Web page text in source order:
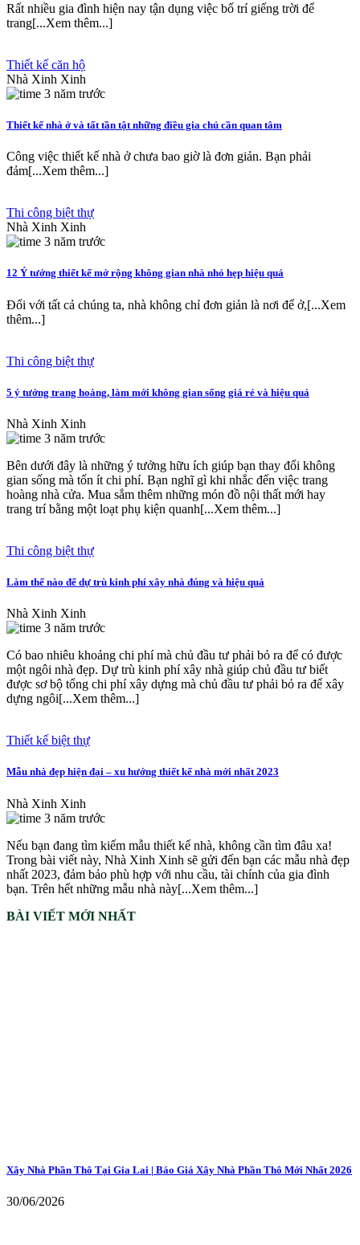
Rất nhiều gia đình hiện nay tận dụng việc bố trí giếng trời để
trang[...Xem thêm...]
Thiết kế căn hộ
Nhà Xinh Xinh
3 năm trước
Thiết kế nhà ở và tất tần tật những điều gia chủ cần quan tâm
Công việc thiết kế nhà ở chưa bao giờ là đơn giản. Bạn phải
đảm[...Xem thêm...]
Thi công biệt thự
Nhà Xinh Xinh
3 năm trước
12 Ý tưởng thiết kế mở rộng không gian nhà nhỏ hẹp hiệu quả
Đối với tất cả chúng ta, nhà không chỉ đơn giản là nơi để ở,[...Xem
thêm...]
Thi công biệt thự
5 ý tưởng trang hoàng, làm mới không gian sống giá rẻ và hiệu quả
Nhà Xinh Xinh
3 năm trước
Bên dưới đây là những ý tưởng hữu ích giúp bạn thay đổi không
gian sống mà tốn ít chi phí. Bạn nghĩ gì khi nhắc đến việc trang
hoàng nhà cửa. Mua sắm thêm những món đồ nội thất mới hay
trang trí bằng một loạt phụ kiện quanh[...Xem thêm...]
Thi công biệt thự
Làm thế nào để dự trù kinh phí xây nhà đúng và hiệu quả
Nhà Xinh Xinh
3 năm trước
Có bao nhiêu khoảng chi phí mà chủ đầu tư phải bỏ ra để có được
một ngôi nhà đẹp. Dự trù kinh phí xây nhà giúp chủ đầu tư biết
được sơ bộ tổng chi phí xây dựng mà chủ đầu tư phải bỏ ra để xây
dựng ngôi[...Xem thêm...]
Thiết kế biệt thự
Mẫu nhà đẹp hiện đại – xu hướng thiết kế nhà mới nhất 2023
Nhà Xinh Xinh
3 năm trước
Nếu bạn đang tìm kiếm mẫu thiết kế nhà, không cần tìm đâu xa!
Trong bài viết này, Nhà Xinh Xinh sẽ gửi đến bạn các mẫu nhà đẹp
nhất 2023, đảm bảo phù hợp với nhu cầu, tài chính của gia đình
bạn. Trên hết những mẫu nhà này[...Xem thêm...]
BÀI VIẾT MỚI NHẤT
Xây Nhà Phần Thô Tại Gia Lai | Báo Giá Xây Nhà Phần Thô Mới Nhất 2026
30/06/2026